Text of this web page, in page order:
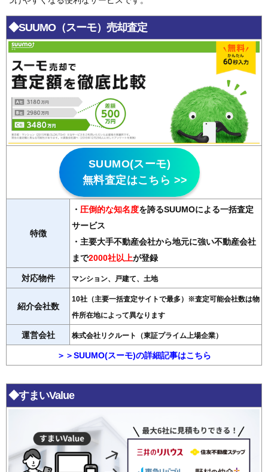
◆SUUMO（スーモ）売却査定
SUUMO(スーモ)
無料査定はこちら >>
特徴
・ 圧倒的な知名度を誇るSUUMOによる一括査定
サービス
・主要大手不動産会社から地元に強い不動産会社
まで2000社以上が登録
対応物件 マンション、戸建て、土地
紹介会社数
10社（主要一括査定サイトで最多）※査定可能会社数は物
件所在地によって異なります
運営会社 株式会社リクルート（東証プライム上場企業）
＞＞SUUMO(スーモ)の詳細記事はこちら
◆すまいValue